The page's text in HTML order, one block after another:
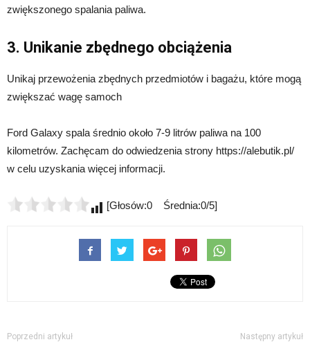
zwiększonego spalania paliwa.
3. Unikanie zbędnego obciążenia
Unikaj przewożenia zbędnych przedmiotów i bagażu, które mogą
zwiększać wagę samoch
Ford Galaxy spala średnio około 7-9 litrów paliwa na 100
kilometrów. Zachęcam do odwiedzenia strony https://alebutik.pl/
w celu uzyskania więcej informacji.
[Głosów:0 Średnia:0/5]
Poprzedni artykuł Następny artykuł